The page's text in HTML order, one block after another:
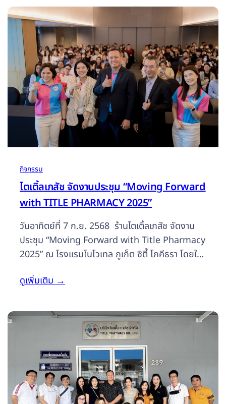
แสดงสินค้ากว่า 70 บริษัท มี เภสัชกร เจ้าของธุรกิจ
ร้านขายยาและเครือข่ายร้านยา เข้าร่วมงานกว่า 300
ท่านบรรยากาศเต็มไปด้วยความสนุกสนาน และ
ครึกครื้น ในช่วงเที่ยง ได้มีกิจกรรมจับฉลากแจก
รางวัลแก่ลูกค้าร้านขายยา มากกว่า…
กิจกรรม
ไตเติ้ลเภสัช จัดงานประชุม “Moving Forward
with TITLE PHARMACY 2025”
วันอาทิตย์ที่ 7 ก.ย. 2568 ร้านไตเติ้ลเภสัช จัดงาน
ประชุม “Moving Forward with Title Pharmacy
2025” ณ โรงแรมโนโวเทล ภูเก็ต ซิตี้ โภคีธรา โดยใน
กลางวัน การออกบูธแสดงสินค้า และงานเลี้ยงอาหาร
กว่า 170 ท่าน ในส่วนของงานประชุมวิชาการ มีหัวข้อ
ที่น่าสนใจ 4 หัวข้อ ได้แก่ 1. Economic &
Traveling Impact…
ดูเพิ่มเติม→